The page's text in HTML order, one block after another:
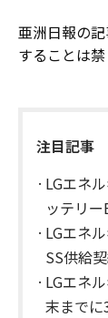
亜洲日報の
することは禁
注目記事
LGエネ
ッテリ
LGエネ
SS供給
LGエネ
末まで